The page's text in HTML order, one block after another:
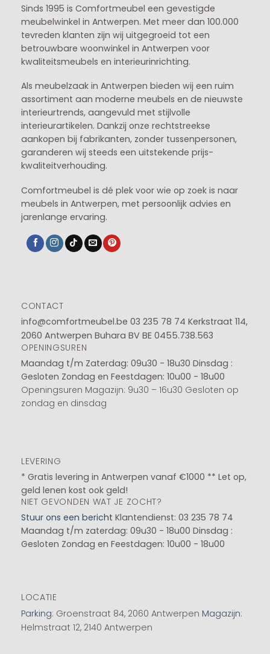
Sinds 1995 is Comfortmeubel een gevestigde
meubelwinkel in Antwerpen. Met meer dan 100.000
tevreden klanten zijn wij uitgegroeid tot een
betrouwbare woonwinkel in Antwerpen voor
kwaliteitsmeubels en interieurinrichting.
Als meubelzaak in Antwerpen bieden wij een ruim
assortiment aan moderne meubels en de nieuwste
interieurtrends, aangevuld met stijlvolle
interieurartikelen. Dankzij onze rechtstreekse
aankopen bij fabrikanten, zonder tussenpersonen,
garanderen wij steeds een uitstekende prijs-
kwaliteitverhouding.
Comfortmeubel is dé plek voor wie op zoek is naar
meubels in Antwerpen, met persoonlijk advies en
jarenlange ervaring.
CONTACT
info@comfortmeubel.be 03 235 78 74 Kerkstraat 114,
2060 Antwerpen Buhara BV BE 0455.738.563
OPENINGSUREN
Maandag t/m Zaterdag: 09u30 - 18u30 Dinsdag :
Gesloten Zondag en Feestdagen: 10u00 - 18u00
Openingsuren Magazijn: 9u30 – 16u30 Gesloten op
zondag en dinsdag
LEVERING
* Gratis levering in Antwerpen vanaf €1000 ** Let op,
geld lenen kost ook geld!
NIET GEVONDEN WAT JE ZOCHT?
Stuur ons een bericht Klantendienst: 03 235 78 74
Maandag t/m zaterdag: 09u30 - 18u00 Dinsdag :
Gesloten Zondag en Feestdagen: 10u00 - 18u00
LOCATIE
Parking: Groenstraat 84, 2060 Antwerpen Magazijn:
Helmstraat 12, 2140 Antwerpen